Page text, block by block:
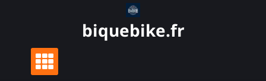
biquebike.fr